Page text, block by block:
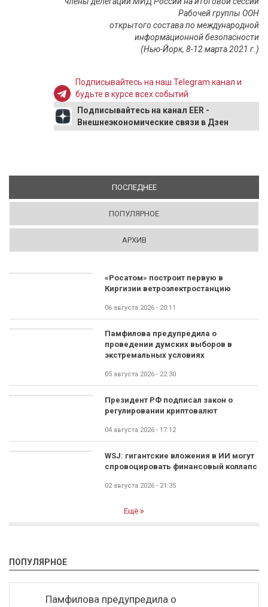
Рабочей группы ООН
открытого состава по международной
информационной безопасности
(Нью-Йорк, 8-12 марта 2021 г.)
Подписывайтесь на наш Telegram канал и
будьте в курсе всех событий
Подписывайтесь на канал EER -
Внешнеэкономические связи в Дзен
ПОСЛЕДНЕЕ(АКТИВНАЯ ВКЛАДКА)
ПОПУЛЯРНОЕ
АРХИВ
«Росатом» построит первую в
Киргизии ветроэлектростанцию
06 августа 2026 - 20:11
Памфилова предупредила о
проведении думских выборов в
экстремальных условиях
05 августа 2026 - 22:30
Президент РФ подписал закон о
регулировании криптовалют
04 августа 2026 - 17:12
WSJ: гигантские вложения в ИИ могут
спровоцировать финансовый коллапс
02 августа 2026 - 21:35
Ещё
ПОПУЛЯРНОЕ
Памфилова предупредила о